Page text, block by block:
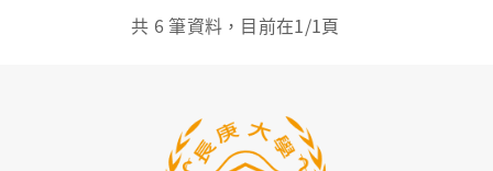
共 6 筆資料，目前在1/1頁